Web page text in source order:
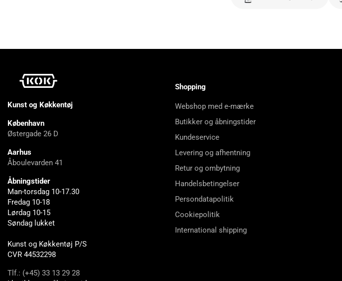
Kunst og Køkkentøj
København
Østergade 26 D
Aarhus
Åboulevarden 41
Åbningstider
Man-torsdag 10-17.30
Fredag 10-18
Lørdag 10-15
Søndag lukket
Kunst og Køkkentøj P/S
CVR 44532298
Tlf.: (+45) 33 13 29 28
Shopping
Webshop med e-mærke
Butikker og åbningstider
Kundeservice
Levering og afhentning
Retur og ombytning
Handelsbetingelser
Persondatapolitik
Cookiepolitik
International shipping